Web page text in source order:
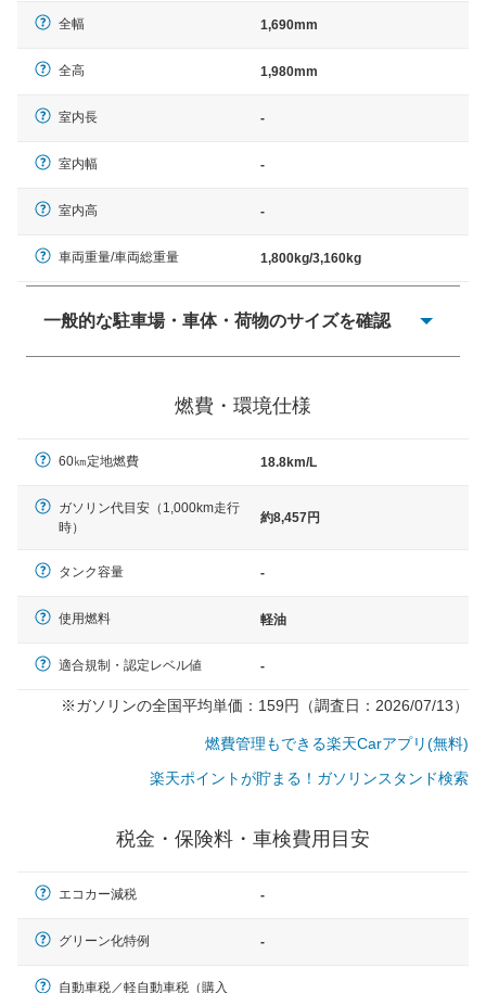
全幅 1,690mm
全高 1,980mm
室内長 -
室内幅 -
室内高 -
車両重量/車両総重量 1,800kg/3,160kg
一般的な駐車場・車体・荷物のサイズを確認
× 長さ 5,000mm 車路幅 5,000mmというサイズが標準値
一般的な車体のサイズの目安
燃費・環境仕様
60㎞定地燃費 18.8km/L
ガソリン代目安（1,000km走行
時）
約8,457円
タンク容量 -
使用燃料 軽油
適合規制・認定レベル値 -
※ガソリンの全国平均単価：159円（調査日：2026/07/13）
燃費管理もできる楽天Carアプリ(無料)
楽天ポイントが貯まる！ガソリンスタンド検索
税金・保険料・車検費用目安
エコカー減税 -
グリーン化特例 -
自動車税／軽自動車税（購入